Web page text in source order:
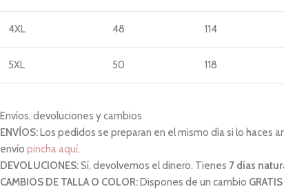
4XL 48 114
5XL 50 118
Envíos, devoluciones y cambios
ENVÍOS:Los pedidos se preparan en el mismo día si lo haces
envío pincha aquí.
DEVOLUCIONES:Sí, devolvemos el dinero. Tienes 7 días
CAMBIOS DE TALLA O COLOR:Dispones de un cambio GRATIS